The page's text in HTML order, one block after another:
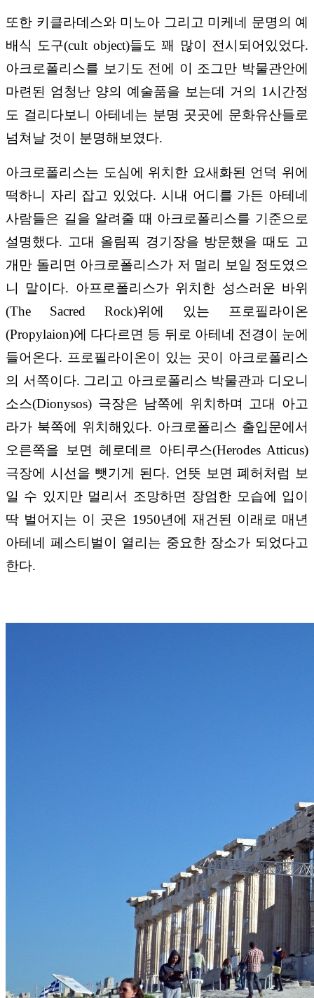
또한 키클라데스와 미노아 그리고 미케네 문명의 예
배식 도구(cult object)들도 꽤 많이 전시되어있었다.
아크로폴리스를 보기도 전에 이 조그만 박물관안에
마련된 엄청난 양의 예술품을 보는데 거의 1시간정
도 걸리다보니 아테네는 분명 곳곳에 문화유산들로
넘쳐날 것이 분명해보였다.
아크로폴리스는 도심에 위치한 요새화된 언덕 위에
떡하니 자리 잡고 있었다. 시내 어디를 가든 아테네
사람들은 길을 알려줄 때 아크로폴리스를 기준으로
설명했다. 고대 올림픽 경기장을 방문했을 때도 고
개만 돌리면 아크로폴리스가 저 멀리 보일 정도였으
니 말이다. 아프로폴리스가 위치한 성스러운 바위
(The Sacred Rock)위에 있는 프로필라이온
(Propylaion)에 다다르면 등 뒤로 아테네 전경이 눈에
들어온다. 프로필라이온이 있는 곳이 아크로폴리스
의 서쪽이다. 그리고 아크로폴리스 박물관과 디오니
소스(Dionysos) 극장은 남쪽에 위치하며 고대 아고
라가 북쪽에 위치해있다. 아크로폴리스 출입문에서
오른쪽을 보면 헤로데르 아티쿠스(Herodes Atticus)
극장에 시선을 뺏기게 된다. 언뜻 보면 폐허처럼 보
일 수 있지만 멀리서 조망하면 장엄한 모습에 입이
딱 벌어지는 이 곳은 1950년에 재건된 이래로 매년
아테네 페스티벌이 열리는 중요한 장소가 되었다고
한다.